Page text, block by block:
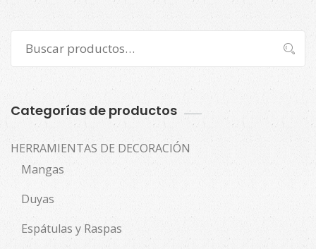
por:
Buscar
Categorías de productos
HERRAMIENTAS DE DECORACIÓN
Mangas
Duyas
Espátulas y Raspas